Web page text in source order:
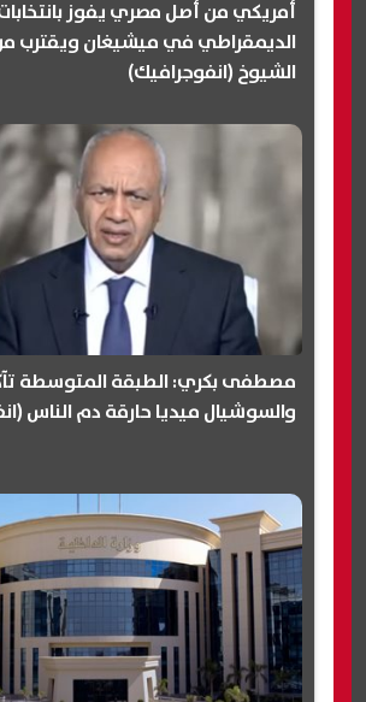
أمريكي من أصل مصري يفوز
الديمقراطي في ميشيغان ويقترب
الشيوخ (انفوجرافيك)
مصطفى بكري: الطبقة المتوسطة
والسوشيال ميديا حارقة دم الناس